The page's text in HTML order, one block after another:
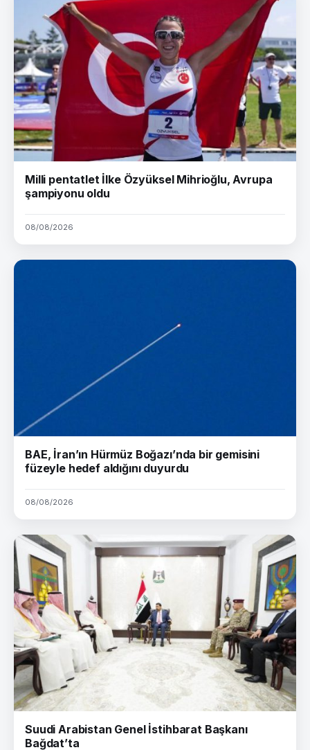
Milli pentatlet İlke Özyüksel Mihrioğlu, Avrupa
şampiyonu oldu
08/08/2026
BAE, İran’ın Hürmüz Boğazı’nda bir gemisini
füzeyle hedef aldığını duyurdu
08/08/2026
Suudi Arabistan Genel İstihbarat Başkanı
Bağdat’ta